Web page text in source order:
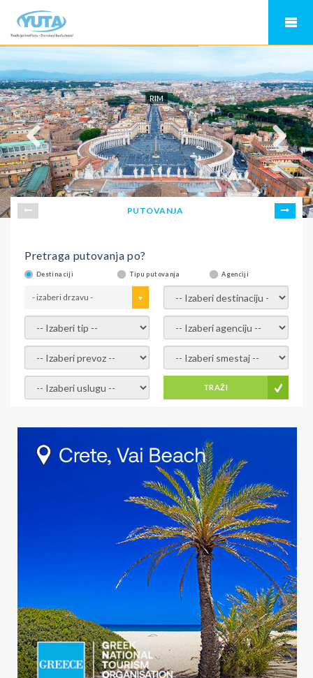
RIM
PUTOVANJA
Pretraga putovanja po?
Destinaciji Tipu putovanja Agenciji
- izaberi drzavu - - izaberi destinaciju -
- izaberi tip - - izaberi agenciju -
- izaberi prevoz - - Izaberite smestaj -
- Izaberite uslugu - TRAŽI